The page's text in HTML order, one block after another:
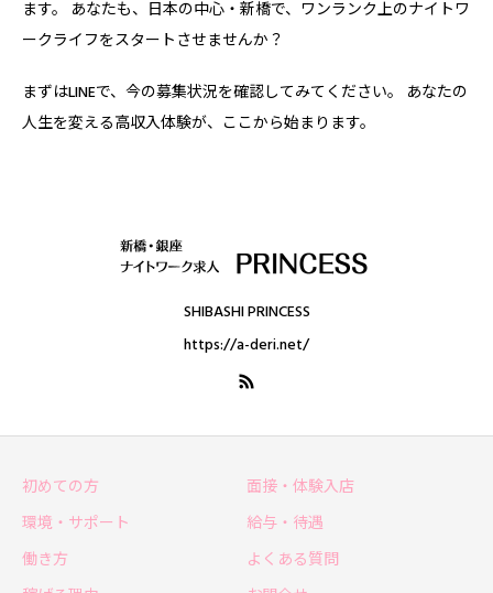
ます。 あなたも、日本の中心・新橋で、ワンランク上のナイトワ
ークライフをスタートさせませんか？
まずはLINEで、今の募集状況を確認してみてください。 あなたの
人生を変える高収入体験が、ここから始まります。
SHIBASHI PRINCESS
https://a-deri.net/
初めての方
面接・体験入店
環境・サポート
給与・待遇
働き方
よくある質問